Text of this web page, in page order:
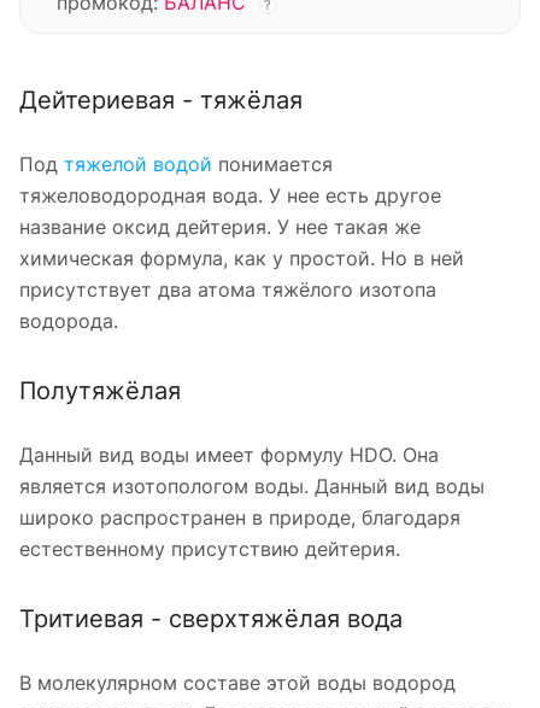
?
Дейтериевая - тяжёлая
Под тяжелой водой понимается
тяжеловодородная вода. У нее есть другое
название оксид дейтерия. У нее такая же
химическая формула, как у простой. Но в ней
присутствует два атома тяжёлого изотопа
водорода.
Полутяжёлая
Данный вид воды имеет формулу HDO. Она
является изотопологом воды. Данный вид воды
широко распространен в природе, благодаря
естественному присутствию дейтерия.
Тритиевая - сверхтяжёлая вода
В молекулярном составе этой воды водород